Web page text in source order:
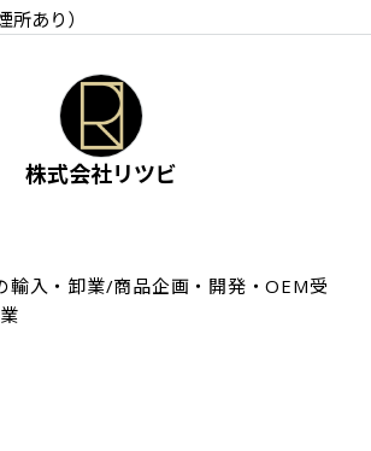
あり）
株式会社リツビ
輸入・卸業/商品企画・開発・OEM受